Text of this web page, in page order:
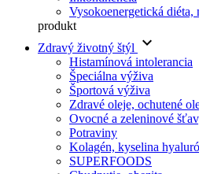
Vysokoenergetická diéta,
produkt
Zdravý životný štýl
keyboard_arrow_down
Histamínová intolerancia
Špeciálna výživa
Športová výživa
Zdravé oleje, ochutené
Ovocné a zeleninové
Potraviny
Kolagén, kyselina
SUPERFOODS